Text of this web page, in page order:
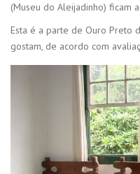
(Museu do Aleijadinho) ficam
Esta é a parte de Ouro Preto
gostam, de acordo com